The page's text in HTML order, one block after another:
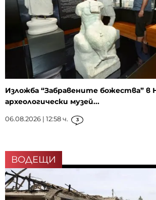
Изложба “Забравените божества” в
археологически музей...
06.08.2026 | 12:58 ч. 3
ВОДЕЩИ